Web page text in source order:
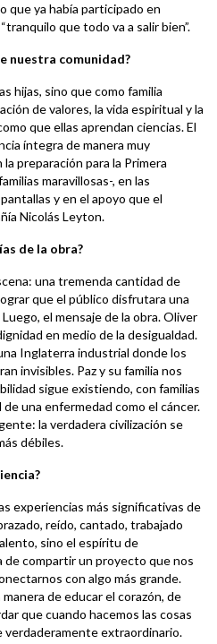
que ya había participado en
que todo va a salir bien”.
nuestra comunidad?
hijas, sino que como familia
de valores, la vida espiritual y la
que ellas aprendan ciencias. El
íntegra de manera muy
preparación para la Primera
maravillosas-, en las
y en el apoyo que el
Nicolás Leyton.
de la obra?
una tremenda cantidad de
que el público disfrutara una
el mensaje de la obra. Oliver
en medio de la desigualdad.
Inglaterra industrial donde los
invisibles. Paz y su familia nos
sigue existiendo, con familias
una enfermedad como el cáncer.
la verdadera civilización se
débiles.
experiencias más significativas de
reído, cantado, trabajado
sino el espíritu de
de compartir un proyecto que nos
con algo más grande.
de educar el corazón, de
que cuando hacemos las cosas
verdaderamente extraordinario.